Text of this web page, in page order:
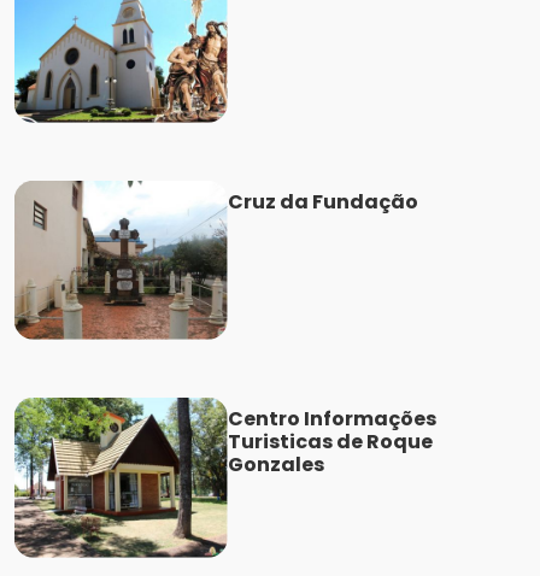
Cruz da Fundação
Centro Informações
Turisticas de Roque
Gonzales